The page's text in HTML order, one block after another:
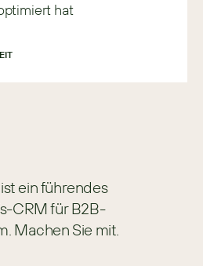
hat
ein führendes
CRM für B2B-
Machen Sie mit.